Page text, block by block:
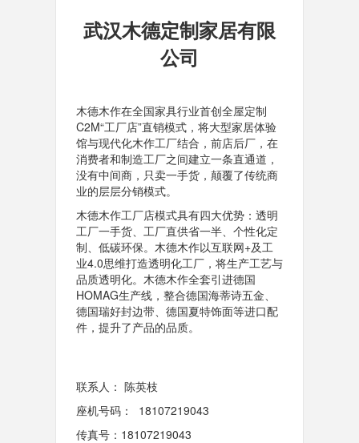
武汉木德定制家居有限
公司
木德木作在全国家具行业首创全屋定制
C2M“工厂店”直销模式，将大型家居体验
馆与现代化木作工厂结合，前店后厂，在
消费者和制造工厂之间建立一条直通道，
没有中间商，只卖一手货，颠覆了传统商
业的层层分销模式。
木德木作工厂店模式具有四大优势：透明
工厂一手货、工厂直供省一半、个性化定
制、低碳环保。木德木作以互联网+及工
业4.0思维打造透明化工厂，将生产工艺与
品质透明化。木德木作全套引进德国
HOMAG生产线，整合德国海蒂诗五金、
德国瑞好封边带、德国夏特饰面等进口配
件，提升了产品的品质。
联系人： 陈英枝
座机号码： 18107219043
传真号：18107219043